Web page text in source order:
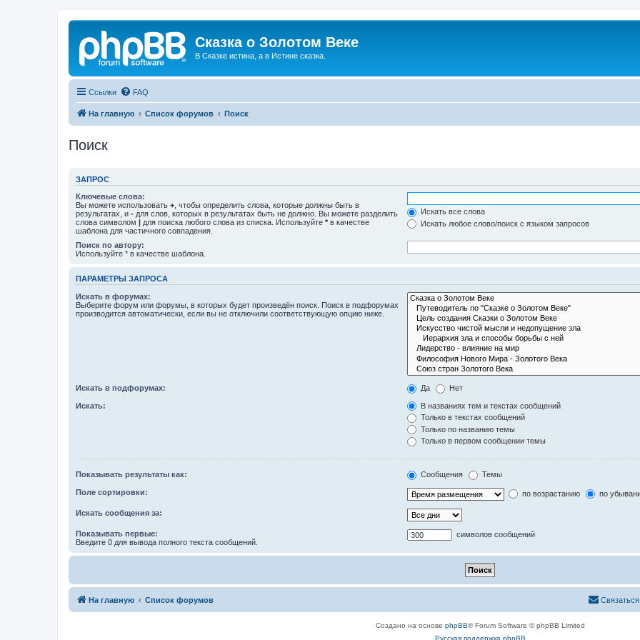
Сказка о Золотом Веке
В Сказке истина, а в Истине сказка.
Ссылки FAQ
На главную Список форумов Поиск
Поиск
ЗАПРОС
Ключевые слова:
Вы можете использовать + , чтобы определить слова, которые должны быть в
результатах, и - для слов, которых в результатах быть не должно. Вы можете разделить
слова символом | для поиска любого слова из списка. Используйте * в качестве
шаблона для частичного совпадения.
Искать все слова
Искать любое слово/поиск с языком запросов
Поиск по автору:
Используйте * в качестве шаблона.
ПАРАМЕТРЫ ЗАПРОСА
Искать в форумах:
Выберите форум или форумы, в которых будет произведён поиск. Поиск в подфорумах
производится автоматически, если вы не отключили соответствующую опцию ниже.
Искать в подфорумах: Да Нет
Искать:
В названиях тем и текстах сообщений
Только в текстах сообщений
Только по названию темы
Только в первом сообщении темы
Показывать результаты как: Сообщения Темы
Поле сортировки: по возрастанию по
Искать сообщения за:
Показывать первые:
Введите 0 для вывода полного текста сообщений.
символов сообщений
На главную Список форумов
Создано на основе phpBB® Forum Software © phpBB Limited
Русская поддержка phpBB